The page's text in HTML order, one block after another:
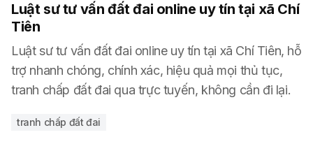
Luật sư tư vấn đất đai online uy tín tại xã Chí
Tiên
Luật sư tư vấn đất đai online uy tín tại xã Chí Tiên, hỗ
trợ nhanh chóng, chính xác, hiệu quả mọi thủ tục,
tranh chấp đất đai qua trực tuyến, không cần đi lại.
tranh chấp đất đai